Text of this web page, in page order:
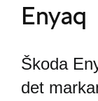
Enyaq
Škoda
det